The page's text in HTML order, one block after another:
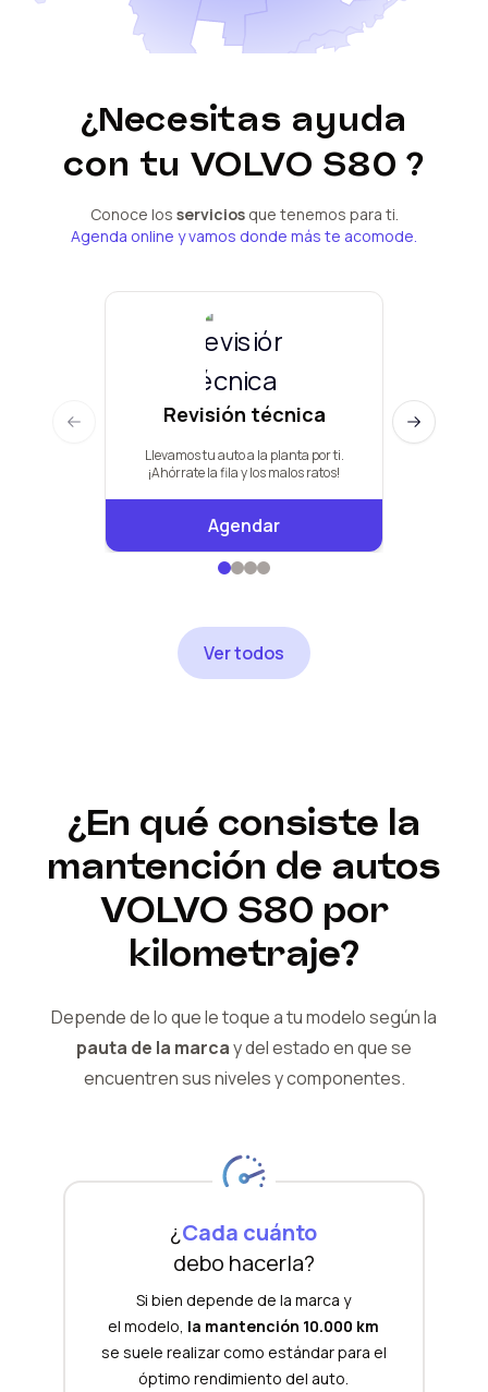
¿Necesitas ayuda
con tu VOLVO S80 ?
Conoce los servicios que tenemos para ti.
Agenda online y vamos donde más te acomode.
Revisión técnica
Llevamos tu auto a la planta por ti.
¡Ahórrate la fila y los malos ratos!
Agendar
Previous slide Next slide
Ver todos
¿En qué consiste la
mantención de autos
VOLVO S80 por
kilometraje?
Depende de lo que le toque a tu modelo según la
pauta de la marcay delestado en que se
encuentren sus niveles y componentes.
¿Cada cuánto
debo hacerla?
Si bien depende de la marca y
el modelo, la mantención 10.000 km
se suele realizar como estándar para el
óptimo rendimiento del auto.